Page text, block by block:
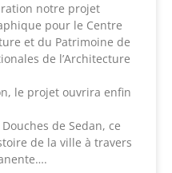
notre projet
pour le Centre
et du Patrimoine de
de l’Architecture
le projet ouvrira enfin
de Sedan, ce
de la ville à travers